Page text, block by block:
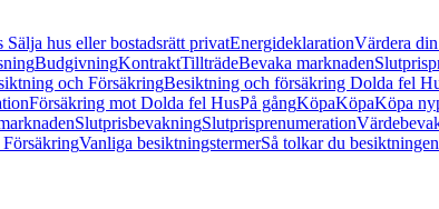
Sälja hus eller bostadsrätt privatEnergideklarationVärdera
BudgivningKontraktTillträdeBevaka marknaden
och FörsäkringBesiktning och försäkring Dolda fel
Försäkring mot Dolda fel HusPå gångKöpaKöpaKöpa
SlutprisbevakningSlutprisprenumeration
Vanliga besiktningstermerSå tolkar du besiktningen